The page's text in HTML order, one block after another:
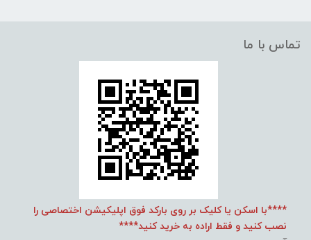
تماس با ما
****با اسکن یا کلیک بر روی بارکد فوق اپلیکیشن اختصاصی را
نصب کنید و فقط اراده به خرید کنید****